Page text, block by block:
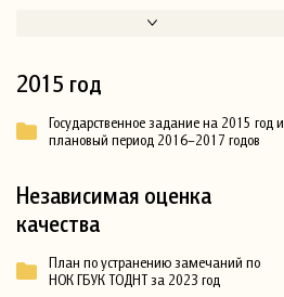
2015 год
Государственное задание на 2015 год и
плановый период 2016–2017 годов
Независимая оценка
качества
План по устранению замечаний по
НОК ГБУК ТОДНТ за 2023 год